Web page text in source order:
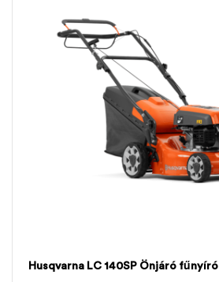
Husqvarna LC 140SP Önjáró fűnyíró